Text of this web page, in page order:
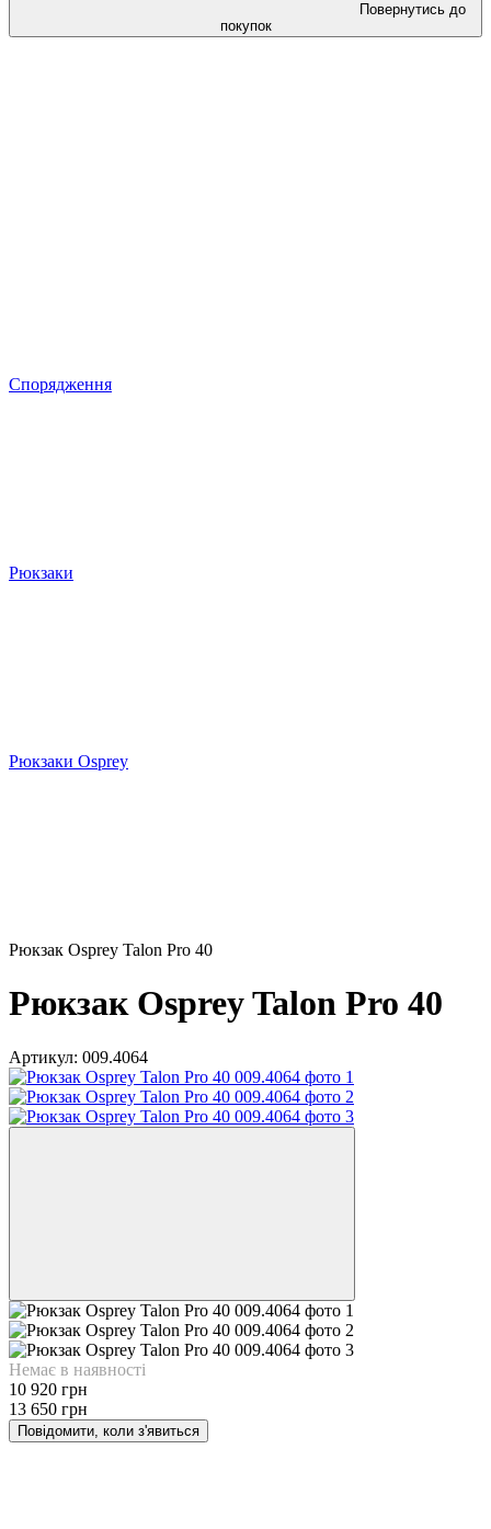
Повернутись до
покупок
Спорядження
Рюкзаки
Рюкзаки Osprey
Рюкзак Osprey Talon Pro 40
Рюкзак Osprey Talon Pro 40
Артикул: 009.4064
Немає в наявності
10 920 грн
13 650 грн
Повідомити, коли з'явиться